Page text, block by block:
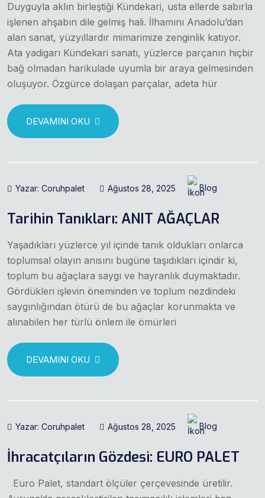
Duyguyla aklın birleştiği Kündekari, usta ellerde sabırla
işlenen ahşabın dile gelmiş hali. İlhamını Anadolu’dan
alan sanat, yüzyıllardır mimarimize zenginlik katıyor.
Ata yadigarı Kündekari sanatı, yüzlerce parçanın hiçbir
bağ olmadan harikulade uyumla bir araya gelmesinden
oluşuyor. Özgürce dolaşan parçalar, adeta hür
DEVAMINI OKU
Yazar: Coruhpalet Ağustos 28, 2025 Blog
Tarihin Tanıkları: ANIT AĞAÇLAR
Yaşadıkları yüzlerce yıl içinde tanık oldukları onlarca
toplumsal olayın anısını bugüne taşıdıkları içindir ki,
toplum bu ağaçlara saygı ve hayranlık duymaktadır.
Gördükleri işlevin öneminden ve toplum nezdindeki
saygınlığından ötürü de bu ağaçlar korunmakta ve
alınabilen her türlü önlem ile ömürleri
DEVAMINI OKU
Yazar: Coruhpalet Ağustos 28, 2025 Blog
İhracatçıların Gözdesi: EURO PALET
Euro Palet, standart ölçüler çerçevesinde üretilir.